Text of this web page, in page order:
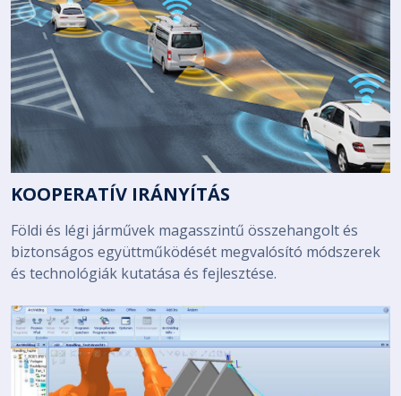
KOOPERATÍV IRÁNYÍTÁS
Földi és légi járművek magasszintű összehangolt és
biztonságos együttműködését megvalósító módszerek
és technológiák kutatása és fejlesztése.